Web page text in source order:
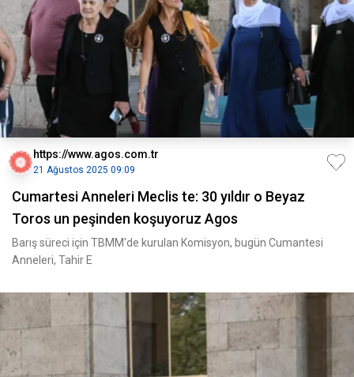
https://www.agos.com.tr
21 Ağustos 2025 09:09
Cumartesi Anneleri Meclis te: 30 yıldır o Beyaz
Toros un peşinden koşuyoruz Agos
Barış süreci için TBMM'de kurulan Komisyon, bugün Cumantesi
Anneleri, Tahir E